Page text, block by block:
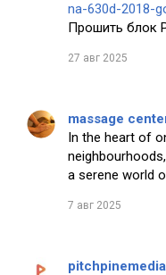
na-630d-2018-
Прошить блок
27 авг 2025
massage
In the heart of
a serene world
7 авг 2025